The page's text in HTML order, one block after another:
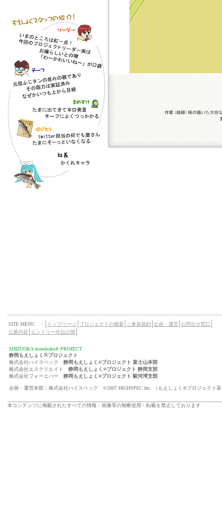
SITE MENU ・ トップページ プロジェクトの概要 ご参加規約 企画・運営 お問合せ窓口
公募内容
エントリー作品公開
SHIZUOKA moeshoku® PROJECT
静岡もえしょく ®プロジェクト
株式会社ハイスペック 静岡もえしょく®プロジェクト 富士山本部
株式会社エスクリエイト 静岡もえしょく®プロジェクト 静岡支部
株式会社フォーエバー 静岡もえしょく®プロジェクト 駿河湾支部
企画・運営本部：株式会社ハイスペック ©2007 HIGHSPEC Inc. （もえしょく®プロジェクト
本コンテンツに掲載されたすべての情報・画像等の無断使用・転載を禁止しております